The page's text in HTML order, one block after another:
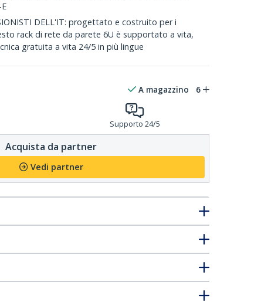
DELL'IT: progettato e costruito per i
rack di rete da parete 6U è supportato a vita,
gratuita a vita 24/5 in più lingue
A magazzino 6
Supporto 24/5
Acquista da partner
Vedi partner